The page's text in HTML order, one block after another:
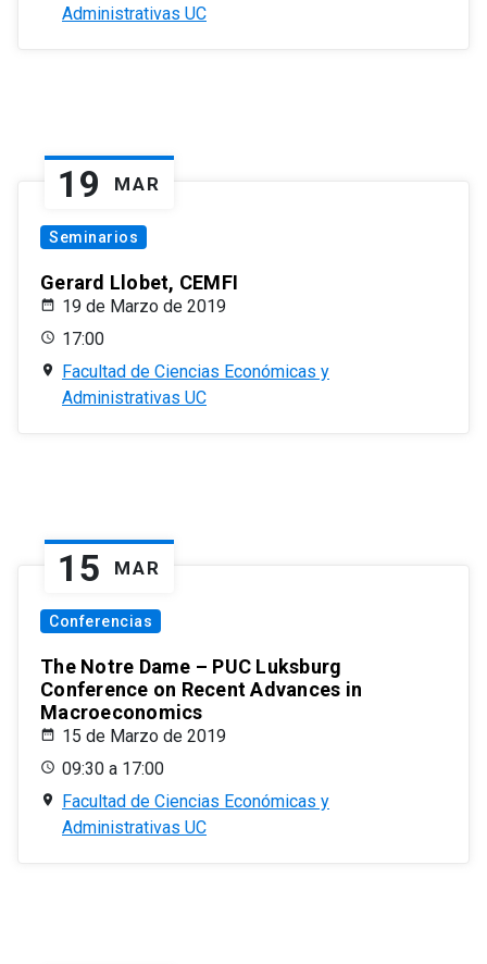
Administrativas UC
19 MAR
Seminarios
Gerard Llobet, CEMFI
19 de Marzo de 2019
17:00
Facultad de Ciencias Económicas y
Administrativas UC
15 MAR
Conferencias
The Notre Dame – PUC Luksburg
Conference on Recent Advances in
Macroeconomics
15 de Marzo de 2019
09:30 a 17:00
Facultad de Ciencias Económicas y
Administrativas UC